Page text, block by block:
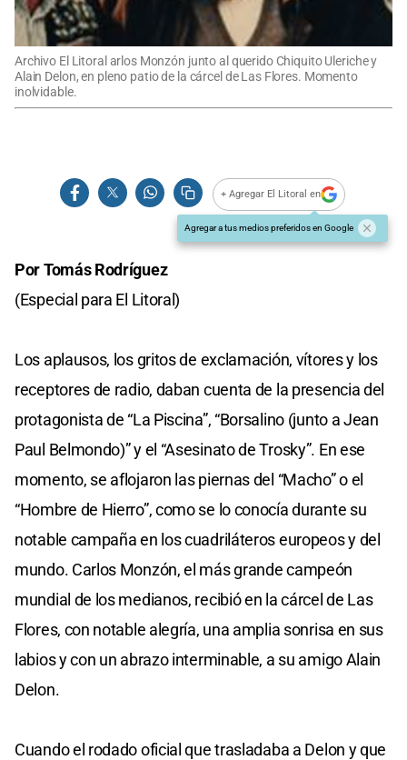
Archivo El Litoral arlos Monzón junto al querido Chiquito Uleriche y
Alain Delon, en pleno patio de la cárcel de Las Flores. Momento
inolvidable.
+ Agregar El Litoral en
Agregar a tus medios preferidos en Google
Por Tomás Rodríguez
(Especial para El Litoral)
Los aplausos, los gritos de exclamación, vítores y los
receptores de radio, daban cuenta de la presencia del
protagonista de “La Piscina”, “Borsalino (junto a Jean
Paul Belmondo)” y el “Asesinato de Trosky”. En ese
momento, se aflojaron las piernas del “Macho” o el
“Hombre de Hierro”, como se lo conocía durante su
notable campaña en los cuadriláteros europeos y del
mundo. Carlos Monzón, el más grande campeón
mundial de los medianos, recibió en la cárcel de Las
Flores, con notable alegría, una amplia sonrisa en sus
labios y con un abrazo interminable, a su amigo Alain
Delon.
Cuando el rodado oficial que trasladaba a Delon y que